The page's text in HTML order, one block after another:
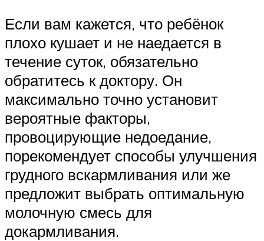
Если вам кажется, что ребёнок
плохо кушает и не наедается в
течение суток, обязательно
обратитесь к доктору. Он
максимально точно установит
вероятные факторы,
провоцирующие недоедание,
порекомендует способы улучшения
грудного вскармливания или же
предложит выбрать оптимальную
молочную смесь для
докармливания.